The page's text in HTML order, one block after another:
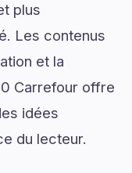
plus
Les contenus
et la
Carrefour offre
idées
du lecteur.